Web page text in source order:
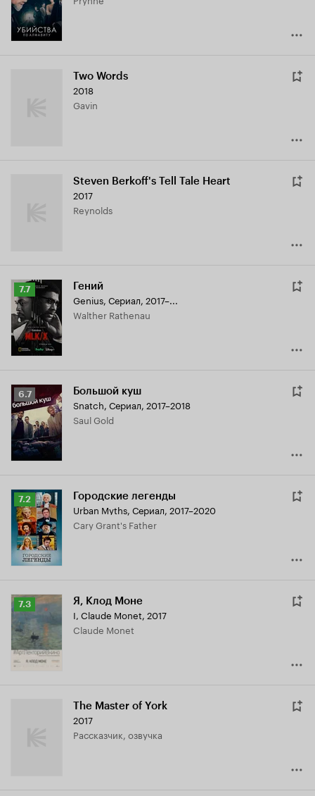
Two Words
2018
Gavin
Steven Berkoff's Tell Tale Heart
2017
Reynolds
Рейтинг
Кинопоиска
7.7
7.7 Гений
Genius, Сериал, 2017–...
Walther Rathenau
Рейтинг
Кинопоиска
6.7
6.7 Большой куш
Snatch, Сериал, 2017–2018
Saul Gold
Рейтинг
Кинопоиска
7.2
7.2 Городские легенды
Urban Myths, Сериал, 2017–2020
Cary Grant's Father
Рейтинг
Кинопоиска
7.3
7.3 Я, Клод Моне
I, Claude Monet, 2017
Claude Monet
The Master of York
2017
рассказчик, озвучка